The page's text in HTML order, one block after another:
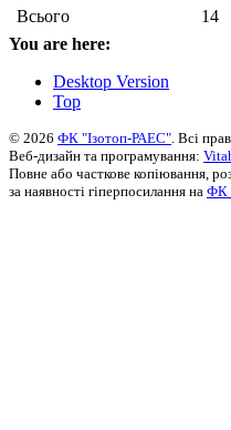
Всього 14
You are here:
Desktop Version
Top
© 2026 ФК "Ізотоп-РАЕС" . Всі
Веб-дизайн та програмування:
Повне або часткове копіювання,
за наявності гіперпосилання на ФК